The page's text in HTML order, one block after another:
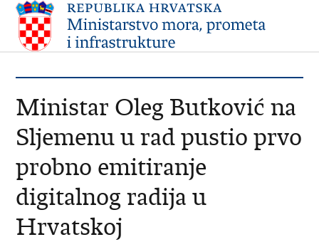
Ministar Oleg Butković na
Sljemenu u rad pustio prvo
probno emitiranje
digitalnog radija u
Hrvatskoj